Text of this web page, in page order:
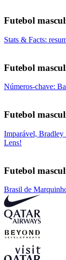
Futebol
Stats & Facts:
Futebol
Números-chave:
Futebol
Imparável, Bradley
Lens!
Futebol
Brasil de